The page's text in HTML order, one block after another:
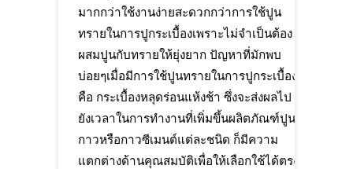
มากกว่าใช้งานง่ายสะดวกกว่าการใช้ปูน
ทรายในการปูกระเบื้องเพราะไม่จำเป็นต้อง
ผสมปูนกับทรายให้ยุ่งยาก ปัญหาที่มักพบ
บ่อยๆเมื่อมีการใช้ปูนทรายในการปูกระเบื้อง
คือ กระเบื้องหลุดร่อนแห้งช้า ซึ่งจะส่งผลไป
ยังเวลาในการทำงานที่เพิ่มขึ้นผลิตภัณฑ์ปูน
กาวหรือกาวซีเมนต์แต่ละชนิด ก็มีความ
แตกต่างด้านคุณสมบัติเพื่อให้เลือกใช้ได้ตรง